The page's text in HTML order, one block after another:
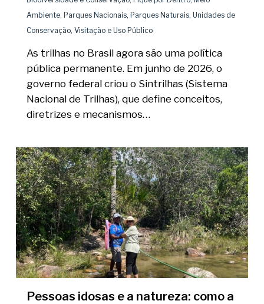
Ambiente, Parques Nacionais, Parques Naturais, Unidades de
Conservação, Visitação e Uso Público
As trilhas no Brasil agora são uma política
pública permanente. Em junho de 2026, o
governo federal criou o Sintrilhas (Sistema
Nacional de Trilhas), que define conceitos,
diretrizes e mecanismos…
Pessoas idosas e a natureza: como a